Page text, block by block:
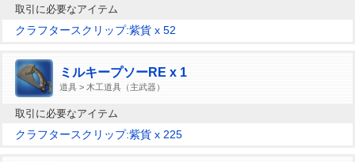
取引に必要なアイテム
クラフタースクリップ:紫貨 x 52
ミルキープソーRE x 1
道具 > 木工道具（主武器）
取引に必要なアイテム
クラフタースクリップ:紫貨 x 225